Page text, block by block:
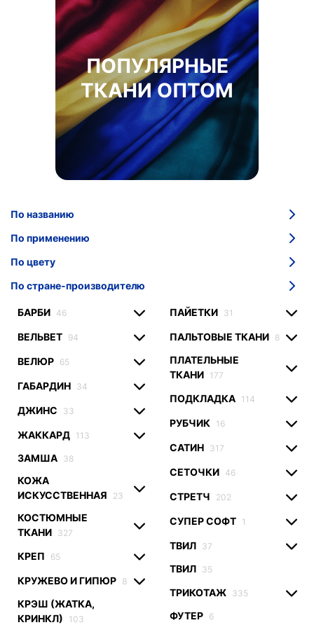
ПОПУЛЯРНЫЕ
ТКАНИ ОПТОМ
По названию
По применению
По цвету
По стране-производителю
БАРБИ 46
ВЕЛЬВЕТ 94
ВЕЛЮР 65
ГАБАРДИН 34
ДЖИНС 33
ЖАККАРД 113
ЗАМША 38
КОЖА
ИСКУССТВЕННАЯ
23
КОСТЮМНЫЕ
ТКАНИ 327
КРЕП 65
КРУЖЕВО И ГИПЮР 8
КРЭШ (ЖАТКА,
КРИНКЛ)
103
ПАЙЕТКИ 31
ПАЛЬТОВЫЕ ТКАНИ 8
ПЛАТЕЛЬНЫЕ
ТКАНИ 177
ПОДКЛАДКА 114
РУБЧИК 16
САТИН 317
СЕТОЧКИ 46
СТРЕТЧ 202
СУПЕР СОФТ 1
ТВИЛ 37
ТВИЛ 35
ТРИКОТАЖ 335
ФУТЕР 6